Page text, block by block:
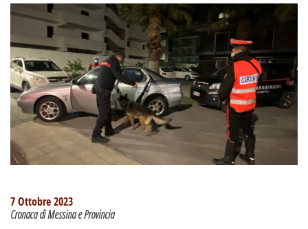
7 Ottobre 2023
Cronaca di Messina e Provincia